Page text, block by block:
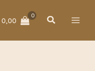
0,00 Zoeken